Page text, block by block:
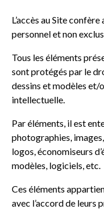
L’accès au Site
personnel et non
Tous les éléments
sont protégés par le
dessins et modèles
intellectuelle.
Par éléments, il est
photographies,
logos, économiseurs
modèles, logiciels, etc.
Ces éléments
avec l’accord de leurs